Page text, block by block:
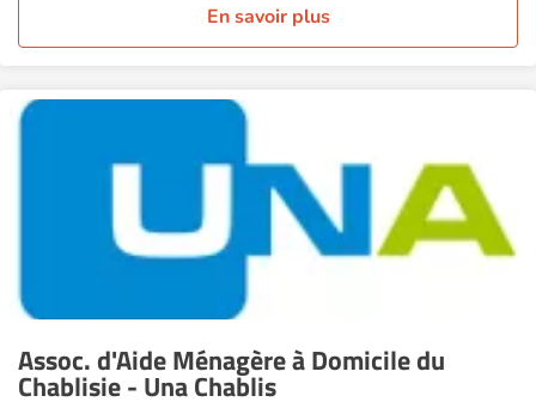
En savoir plus
Assoc. d'Aide Ménagère à Domicile du
Chablisie - Una Chablis